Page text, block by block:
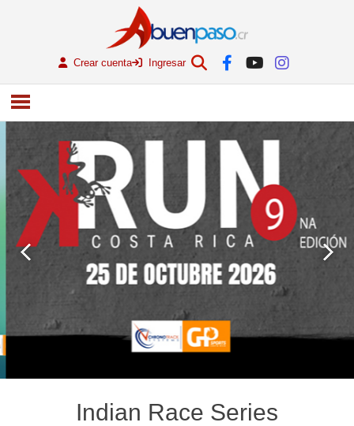
Crear cuenta Ingresar
Indian Race Series